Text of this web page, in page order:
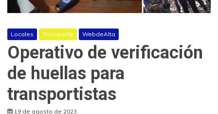
Locales Transporte WebdeAlta
Operativo de verificación
de huellas para
transportistas
19 de agosto de 2023